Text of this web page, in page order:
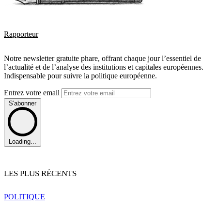
Rapporteur
Notre newsletter gratuite phare, offrant chaque jour l’essentiel de
l’actualité et de l’analyse des institutions et capitales européennes.
Indispensable pour suivre la politique européenne.
Entrez votre email
S'abonner
Loading...
LES PLUS RÉCENTS
POLITIQUE